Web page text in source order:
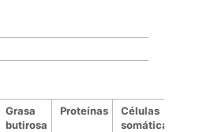
Grasa
butirosa
Proteínas
Células
somáticas